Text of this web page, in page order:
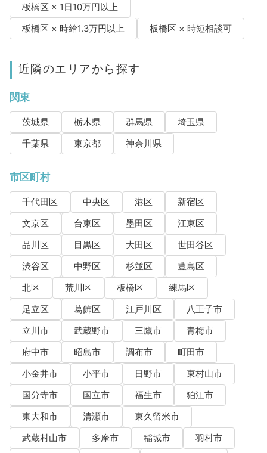
板橋区 × 1日10万円以上
板橋区 × 時給1.3万円以上
板橋区 × 時短相談可
近隣のエリアから探す
関東
茨城県 栃木県 群馬県
埼玉県
千葉県
東京都 神奈川県
市区町村
千代田区 中央区 港区
新宿区
文京区
台東区 墨田区
江東区
品川区
目黒区 大田区
世田谷区
渋谷区
中野区 杉並区
豊島区
北区
荒川区 板橋区
練馬区
足立区
葛飾区 江戸川区
八王子市
立川市
武蔵野市 三鷹市
青梅市
府中市
昭島市 調布市
町田市
小金井市
小平市 日野市
東村山市
国分寺市
国立市 福生市
狛江市
東大和市
清瀬市
東久留米市
武蔵村山市
多摩市 稲城市
羽村市